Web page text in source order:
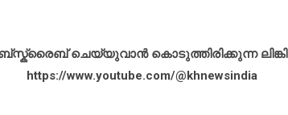
ചെയ്യുവാൻ കൊടുത്തിരിക്കുന്ന
https://www.youtube.com/@khnewsindia